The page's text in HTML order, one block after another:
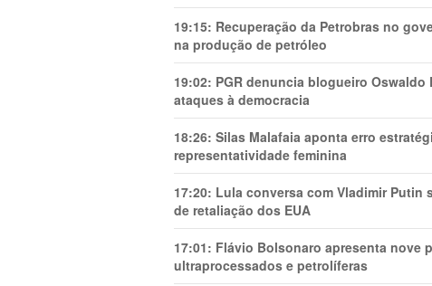
19:15: Recuperação da Petrobras no
na produção de petróleo
19:02: PGR denuncia blogueiro
ataques à democracia
18:26: Silas Malafaia aponta erro
representatividade feminina
17:20: Lula conversa com Vladimir
de retaliação dos EUA
17:01: Flávio Bolsonaro apresenta nove
ultraprocessados e petrolíferas